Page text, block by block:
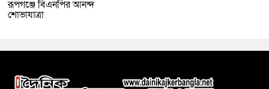
রূপগঞ্জে বিএনপির আনন্দ
শোভাযাত্রা